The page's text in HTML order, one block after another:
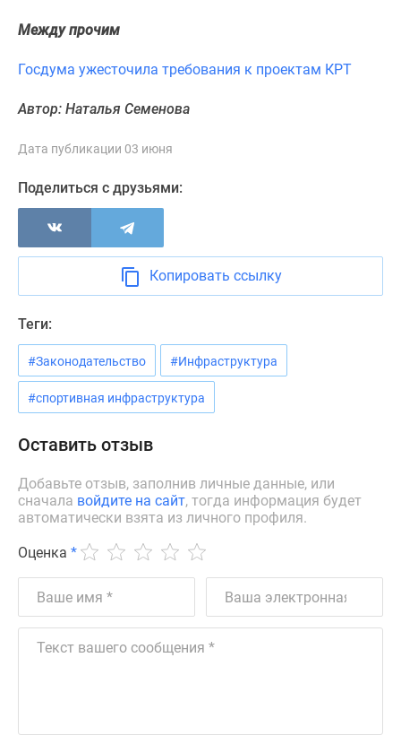
комнатные
застройщиком
эксперта
Ипотечный
Новости
Ленинградской
ипотека
Квартиры
скидками
Новостройки
премиум-
класса
Новостройки
класса
Дома
коттеджи
Коттеджные
Петербурге
Между прочим
Госдума ужесточила требования к проектам КРТ
Автор: Наталья Семенова
Дата публикации 03 июня
Поделиться с друзьями:
Копировать ссылку
Теги:
#Законодательство #Инфраструктура
#спортивная инфраструктура
Оставить отзыв
Добавьте отзыв, заполнив личные данные, или
сначала войдите на сайт, тогда информация будет
автоматически взята из личного профиля.
Оценка *